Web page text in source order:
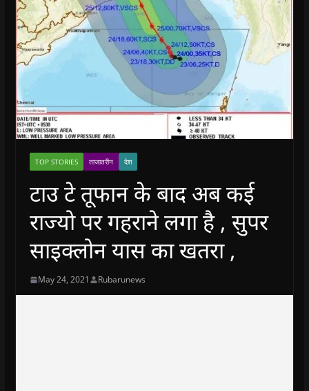
TOP STORIES ताजातरीन देश
टाउ टे तूफान के बाद अब कई
राज्यो पर गहराने लगा है , सुपर
साइक्लोन यास का खतरा ,
May 24, 2021 Rubarunews